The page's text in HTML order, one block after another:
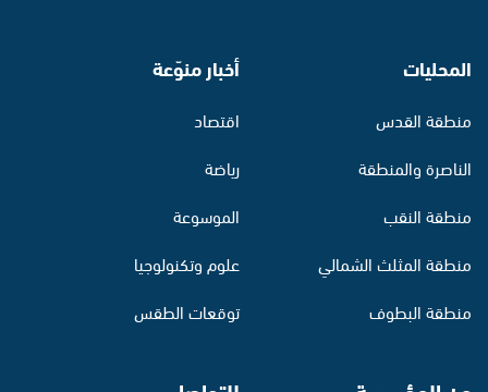
المحليات
منطقة القدس
الناصرة والمنطقة
منطقة النقب
منطقة المثلث الشمالي
منطقة البطوف
أخبار منوّعة
اقتصاد
رياضة
الموسوعة
علوم وتكنولوجيا
توقعات الطقس